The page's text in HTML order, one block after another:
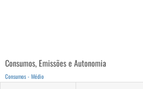
Consumos, Emissões e Autonomia
Consumos - Médio